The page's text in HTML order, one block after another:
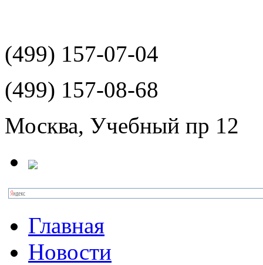
(499) 157-07-04
(499) 157-08-68
Москва, Учебный пр 12
Главная
Новости